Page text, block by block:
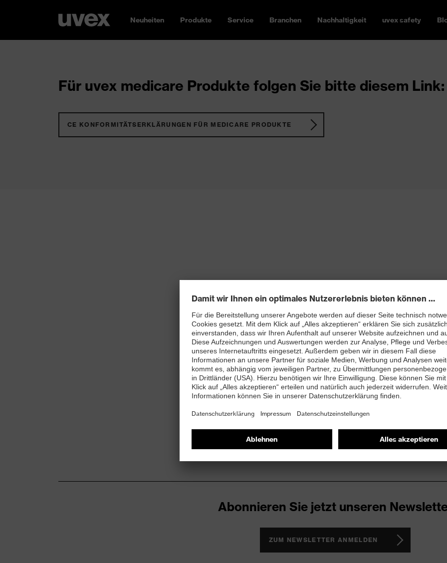
Neuheiten Produkte Service Branchen Nachhaltigkeit uvex safety
Für uvex medicare Produkte folgen Sie bitte diesem Link:
CE KONFORMITÄTSERKLÄRUNGEN FÜR MEDICARE PRODUKTE
Abonnieren Sie jetzt unseren
ZUM NEWSLETTER ANMELDEN